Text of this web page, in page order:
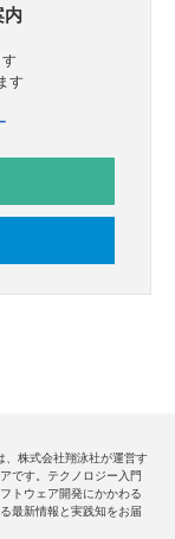
す
、株式会社翔泳社が運営す
です。テクノロジー入門
トウェア開発にかかわる
最新情報と実践知をお届